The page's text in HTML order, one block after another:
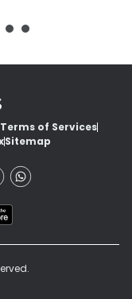
Terms of Services
Sitemap